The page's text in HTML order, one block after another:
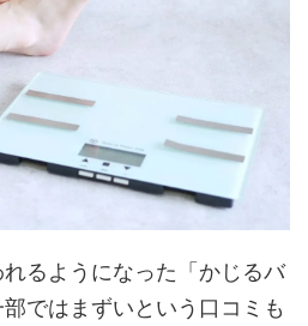
れるようになった「かじるバ
ではまずいという口コミも